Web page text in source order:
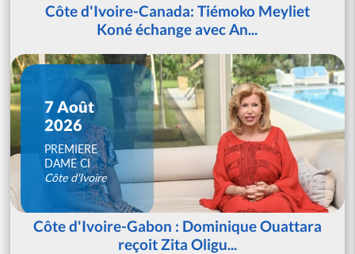
Côte d'Ivoire-Canada: Tiémoko Meyliet
Koné échange avec An...
7 Août
2026
PREMIERE
DAME CI
Côte d'Ivoire
Côte d'Ivoire-Gabon : Dominique Ouattara
reçoit Zita Oligu...